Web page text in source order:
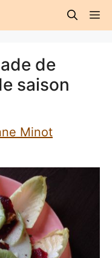
de
saison
Minot